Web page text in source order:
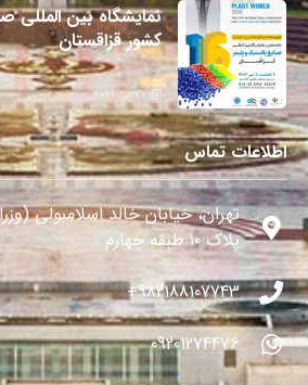
نمایشگاه بین المللی
کشور قزاقستان
27 می 2024
اطلاعات تماس
تهران، خیابان خالد اسلامبولی
پلاک ۱۰ طبقه چهارم
982188107743+
09201274476